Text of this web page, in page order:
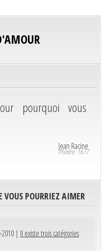
pourquoi vous
Jean Racine
Phèdre. 1677
VOUS POURRIEZ AIMER
| Il existe trois catégories